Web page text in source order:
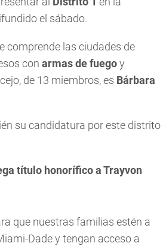
el sábado.
comprende las ciudades de
con armas de fuegoy
de 13 miembros, es Bárbara
su candidatura por este distrito
título honorífico a Trayvon
que nuestras familias estén a
Dade y tengan acceso a